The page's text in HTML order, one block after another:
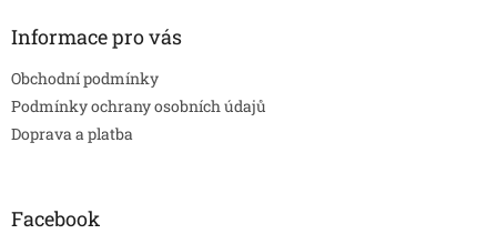
Informace pro vás
Obchodní podmínky
Podmínky ochrany osobních údajů
Doprava a platba
Facebook